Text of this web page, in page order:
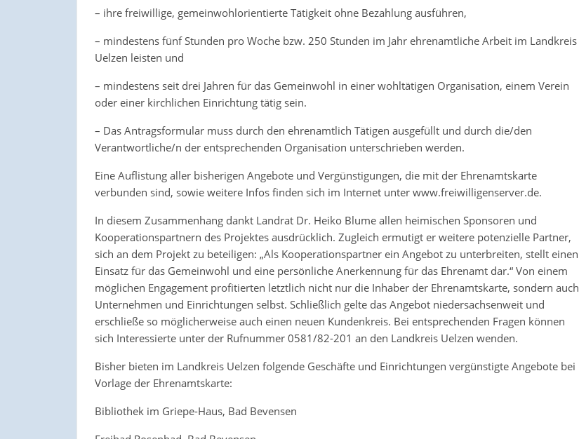
– ihre freiwillige, gemeinwohlorientierte Tätigkeit ohne Bezahlung ausführen,
– mindestens fünf Stunden pro Woche bzw. 250 Stunden im Jahr ehrenamtliche Arbeit im Landkreis
Uelzen leisten und
– mindestens seit drei Jahren für das Gemeinwohl in einer wohltätigen Organisation, einem Verein
oder einer kirchlichen Einrichtung tätig sein.
– Das Antragsformular muss durch den ehrenamtlich Tätigen ausgefüllt und durch die/den
Verantwortliche/n der entsprechenden Organisation unterschrieben werden.
Eine Auflistung aller bisherigen Angebote und Vergünstigungen, die mit der Ehrenamtskarte
verbunden sind, sowie weitere Infos finden sich im Internet unter www.freiwilligenserver.de.
In diesem Zusammenhang dankt Landrat Dr. Heiko Blume allen heimischen Sponsoren und
Kooperationspartnern des Projektes ausdrücklich. Zugleich ermutigt er weitere potenzielle Partner,
sich an dem Projekt zu beteiligen: „Als Kooperationspartner ein Angebot zu unterbreiten, stellt einen
Einsatz für das Gemeinwohl und eine persönliche Anerkennung für das Ehrenamt dar.“ Von einem
möglichen Engagement profitierten letztlich nicht nur die Inhaber der Ehrenamtskarte, sondern auch
Unternehmen und Einrichtungen selbst. Schließlich gelte das Angebot niedersachsenweit und
erschließe so möglicherweise auch einen neuen Kundenkreis. Bei entsprechenden Fragen können
sich Interessierte unter der Rufnummer 0581/82-201 an den Landkreis Uelzen wenden.
Bisher bieten im Landkreis Uelzen folgende Geschäfte und Einrichtungen vergünstigte Angebote bei
Vorlage der Ehrenamtskarte:
Bibliothek im Griepe-Haus, Bad Bevensen